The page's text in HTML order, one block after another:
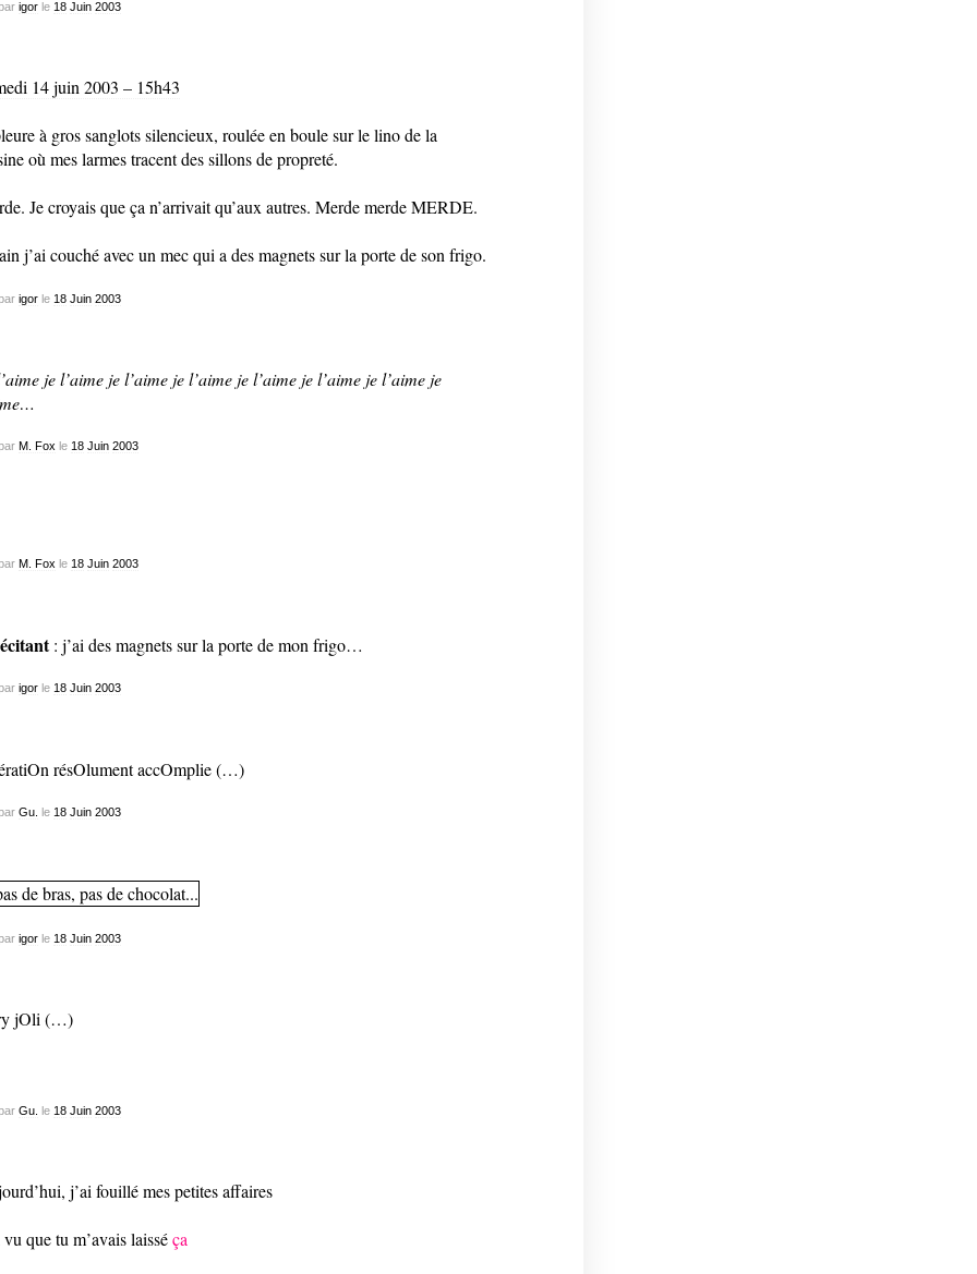
igorle 18 Juin 2003
14 juin 2003 – 15h43
à gros sanglots silencieux, roulée en boule sur le lino de la
où mes larmes tracent des sillons de propreté.
Je croyais que ça n’arrivait qu’aux autres. Merde merde MERDE.
j’ai couché avec un mec qui a des magnets sur la porte de son frigo.
igorle 18 Juin 2003
je l’aime je l’aime je l’aime je l’aime je l’aime je l’aime je
M. Foxle 18 Juin 2003
M. Fox le 18 Juin 2003
: j’ai des magnets sur la porte de mon frigo…
igorle 18 Juin 2003
résOlument accOmplie (…)
Gu. le 18 Juin 2003
igorle 18 Juin 2003
jOli (…)
Gu. le 18 Juin 2003
j’ai fouillé mes petites affaires
vu que tu m’avais laisséça